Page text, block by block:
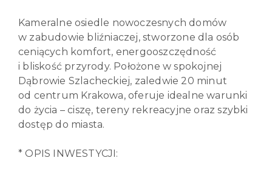
Kameralne osiedle nowoczesnych domów
w zabudowie bliźniaczej, stworzone dla osób
ceniących komfort, energooszczędność
i bliskość przyrody. Położone w spokojnej
Dąbrowie Szlacheckiej, zaledwie 20 minut
od centrum Krakowa, oferuje idealne warunki
do życia – ciszę, tereny rekreacyjne oraz szybki
dostęp do miasta.
* OPIS INWESTYCJI: